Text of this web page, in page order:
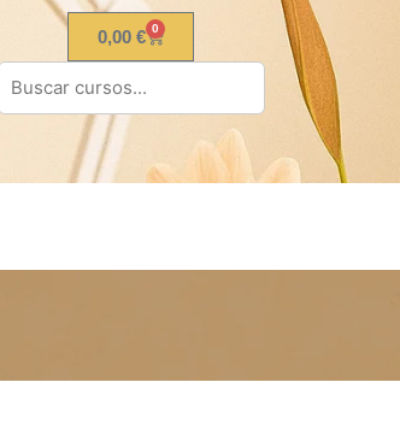
0,00€ 0